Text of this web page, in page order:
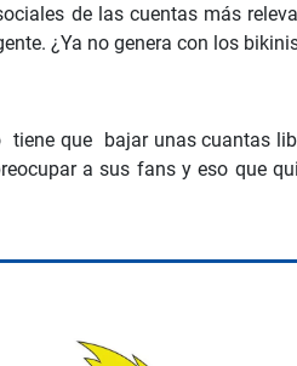
de las cuentas más
¿Ya no genera con los
tiene que bajar unas cuantas
a sus fans y eso que